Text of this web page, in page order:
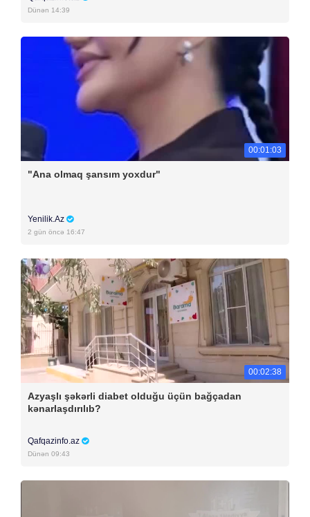
Dünən 14:39
00:01:03
"Ana olmaq şansım yoxdur"
Yenilik.Az
2 gün öncə 16:47
00:02:38
Azyaşlı şəkərli diabet olduğu üçün bağçadan
kənarlaşdırılıb?
Qafqazinfo.az
Dünən 09:43